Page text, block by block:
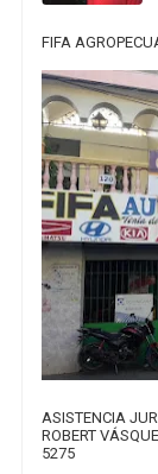
FIFA
ASISTENCIA
ROBERT
5275